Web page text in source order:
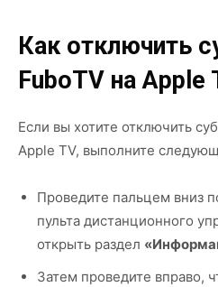
Как отключить
FuboTV на Apple
Если вы хотите отключить
Apple TV, выполните
Проведите пальцем вниз
пульта дистанционного
открыть раздел
Затем проведите вправо,